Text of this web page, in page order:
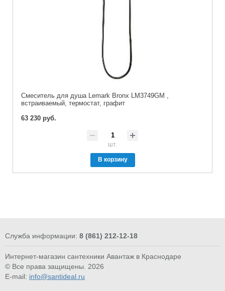
Смеситель для душа Lemark Bronx LM3749GM ,
встраиваемый, термостат, графит
63 230 руб.
шт.
В корзину
Служба информации: 8 (861) 212-12-18
Интернет-магазин сантехники Авантаж в Краснодаре
© Все права защищены. 2026
E-mail: info@santideal.ru